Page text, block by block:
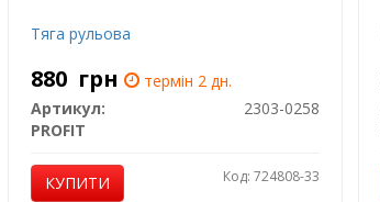
Тяга рульова
880 грн
термін 2 дн.
Артикул:
2303-0258
PROFIT
КУПИТИ Код: 724808-33